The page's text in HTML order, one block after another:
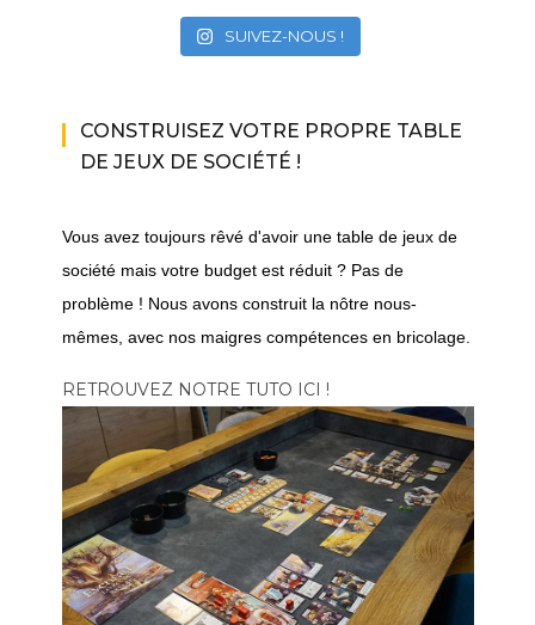
SUIVEZ-NOUS !
CONSTRUISEZ VOTRE PROPRE TABLE
DE JEUX DE SOCIÉTÉ !
Vous avez toujours rêvé d'avoir une table de jeux de
société mais votre budget est réduit ? Pas de
problème ! Nous avons construit la nôtre nous-
mêmes, avec nos maigres compétences en bricolage.
RETROUVEZ NOTRE TUTO ICI !